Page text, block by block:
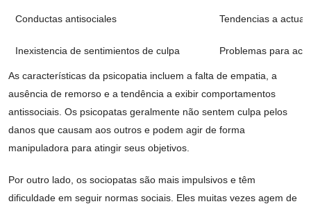
Conductas antisociales Tendencias a
Inexistencia de sentimientos de culpa Problemas para
As características da psicopatia incluem a falta de empatia, a
ausência de remorso e a tendência a exibir comportamentos
antissociais. Os psicopatas geralmente não sentem culpa pelos
danos que causam aos outros e podem agir de forma
manipuladora para atingir seus objetivos.
Por outro lado, os sociopatas são mais impulsivos e têm
dificuldade em seguir normas sociais. Eles muitas vezes agem de